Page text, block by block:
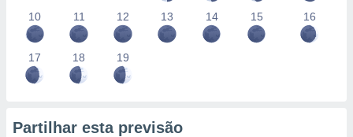
10 11 12 13 14 15 16
17 18 19
Partilhar esta previsão